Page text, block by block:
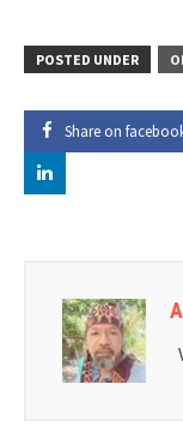
POSTED UNDER
Share on